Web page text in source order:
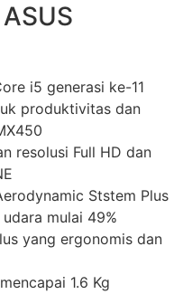
i5 generasi ke-11
produktivitas dan
resolusi Full HD dan
Ststem Plus
mulai 49%
yang ergonomis dan
1.6 Kg